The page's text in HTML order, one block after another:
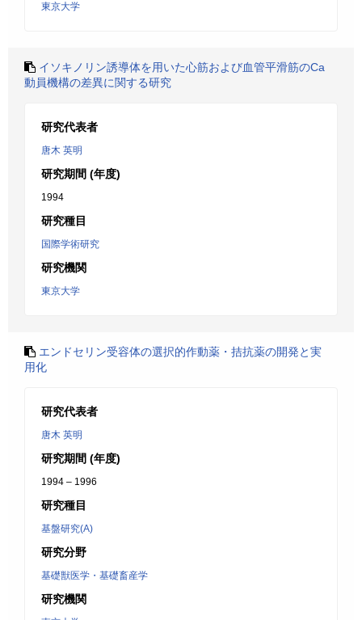
東京大学
イソキノリン誘導体を用いた心筋および血管平滑筋のCa
動員機構の差異に関する研究
研究代表者
唐木 英明
研究期間 (年度)
1994
研究種目
国際学術研究
研究機関
東京大学
エンドセリン受容体の選択的作動薬・拮抗薬の開発と実
用化
研究代表者
唐木 英明
研究期間 (年度)
1994 – 1996
研究種目
基盤研究(A)
研究分野
基礎獣医学・基礎畜産学
研究機関